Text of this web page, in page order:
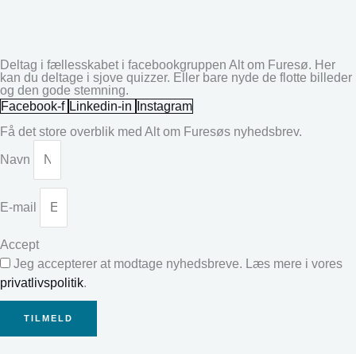
Deltag i fællesskabet i facebookgruppen Alt om Furesø. Her
kan du deltage i sjove quizzer. Eller bare nyde de flotte billeder
og den gode stemning.
Facebook-f Linkedin-in
Instagram
Få det store overblik med Alt om Furesøs nyhedsbrev.
Navn
E-mail
Accept
Jeg accepterer at modtage nyhedsbreve. Læs mere i vores
privatlivspolitik.
TILMELD